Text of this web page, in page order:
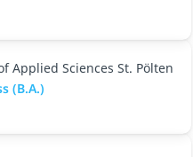
Applied Sciences St. Pölten
(B.A.)